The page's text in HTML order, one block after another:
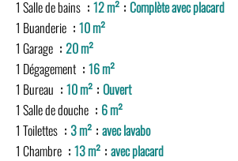
1 Salle de bains
12 m² Complète avec placard
1 Buanderie
10 m²
1 Garage
20 m²
1 Dégagement
16 m²
1 Bureau
10 m² Ouvert
1 Salle de douche
6 m²
1 Toilettes
3 m² avec lavabo
1 Chambre
13 m² avec placard